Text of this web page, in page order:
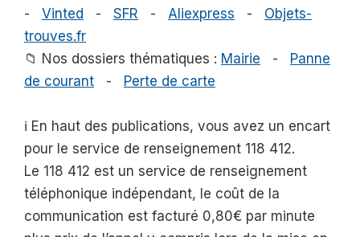
- Vinted - SFR - Aliexpress - Objets-
trouves.fr
📁 Nos dossiers thématiques : Mairie - Panne
de courant - Perte de carte
ℹ️ En haut des publications, vous avez un encart
pour le service de renseignement 118 412.
Le 118 412 est un service de renseignement
téléphonique indépendant, le coût de la
communication est facturé 0,80€ par minute